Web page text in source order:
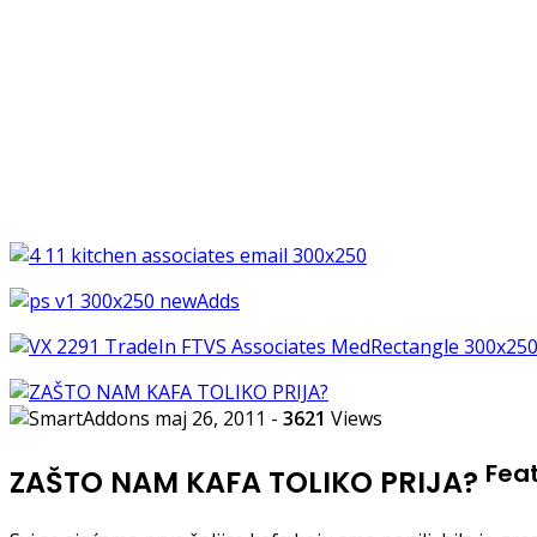
maj 26, 2011 - 3621 Views
ZAŠTO NAM KAFA TOLIKO PRIJA?